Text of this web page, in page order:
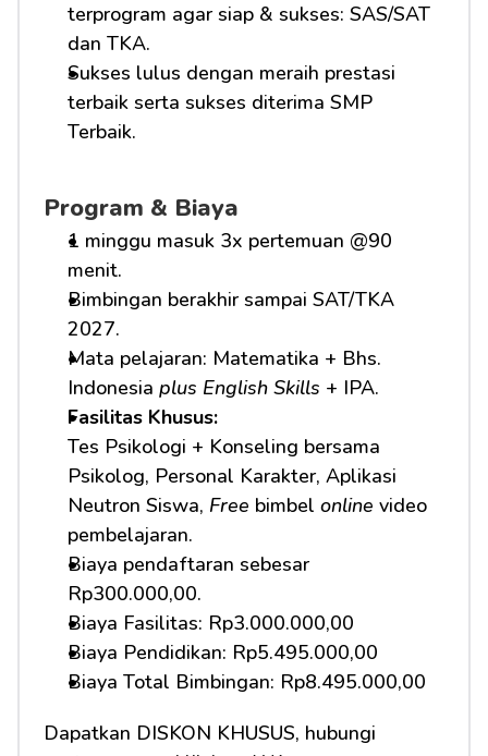
terprogram agar siap & sukses: SAS/SAT
dan TKA.
Sukses lulus dengan meraih prestasi
terbaik serta sukses diterima SMP
Terbaik.
Program & Biaya
1 minggu masuk 3x pertemuan @90
menit.
Bimbingan berakhir sampai SAT/TKA
2027.
Mata pelajaran: Matematika + Bhs.
Indonesia plus English Skills + IPA.
Fasilitas Khusus:
Tes Psikologi + Konseling bersama
Psikolog, Personal Karakter, Aplikasi
Neutron Siswa, Free bimbel online video
pembelajaran.
Biaya pendaftaran sebesar
Rp300.000,00.
Biaya Fasilitas: Rp3.000.000,00
Biaya Pendidikan: Rp5.495.000,00
Biaya Total Bimbingan: Rp8.495.000,00
Dapatkan DISKON KHUSUS, hubungi